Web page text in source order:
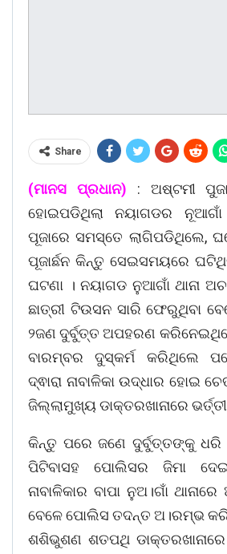
Share
(ମାନସ ପ୍ରଧାନ) : ଅଷ୍ଟମୀ
ହୋଇପଡିଥିଲା ନୟାଗଡର ନୂଆଗାଁ
ପୂଜାରେ ସମସ୍ତେ ଲାଗିପଡିଥିଲେ,
ପୂଜାର୍ଛନ କିନ୍ତୁ ସେଇସମୟରେ
ଘଟଣା । ନୟାଗଡ ନୁଆଗାଁ ଥାନା
ଛାତ୍ରୀ ଟିଉସନ ସାରି ଫେରୁଥିବା
୨ଜଣ ଦୁର୍ବୁତ୍ତ ଅପହରଣ
ବାରମ୍ବର ଦୁସ୍କର୍ମ କରିଥିଲେ
ଦ୍ଵାରା ନାବାଳିକା ଉଦ୍ଧାର ହୋଇ
ଜିଲ୍ଲାମୁଖ୍ୟ ଡାକ୍ତରଖାନାରେ
କିନ୍ତୁ ପରେ ଜଣେ ଦୁର୍ବୁତ୍ତଙ୍କୁ ଧରି
ପିଟିବାସହ ପୋଲିସର ଜିମା
ନାବାଳିକାର ବାପା ନୁଅ।ଗାଁ
ବେଳେ ପୋଲିସ ତଦନ୍ତ ଅ।ରମ୍ଭ
ଶଶିଭୁଶଣ ଶତପଥି ଡାକ୍ତରଖାନାରେ